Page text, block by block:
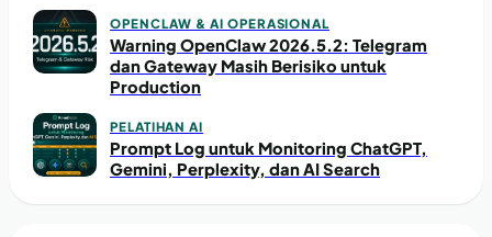
OPENCLAW & AI OPERASIONAL
Warning OpenClaw 2026.5.2: Telegram
dan Gateway Masih Berisiko untuk
Production
PELATIHAN AI
Prompt Log untuk Monitoring ChatGPT,
Gemini, Perplexity, dan AI Search